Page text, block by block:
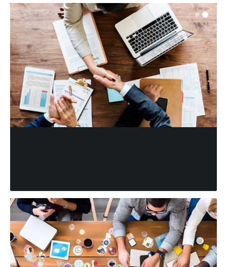
ZARZĄDZANIE FIRMĄ